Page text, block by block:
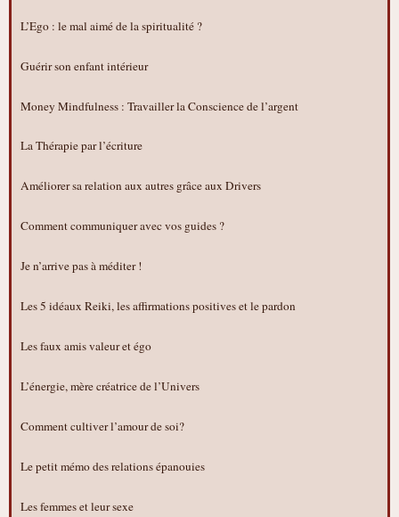
L’Ego : le mal aimé de la spiritualité ?
Guérir son enfant intérieur
Money Mindfulness : Travailler la Conscience de l’argent
La Thérapie par l’écriture
Améliorer sa relation aux autres grâce aux Drivers
Comment communiquer avec vos guides ?
Je n’arrive pas à méditer !
Les 5 idéaux Reiki, les affirmations positives et le pardon
Les faux amis valeur et égo
L’énergie, mère créatrice de l’Univers
Comment cultiver l’amour de soi?
Le petit mémo des relations épanouies
Les femmes et leur sexe